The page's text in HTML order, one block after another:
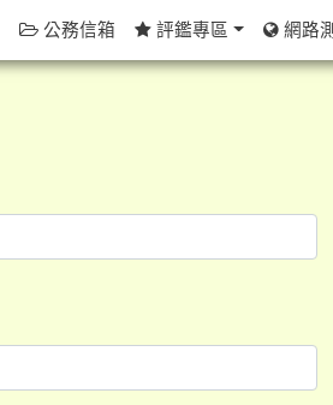
公務信箱 評鑑專區 網路